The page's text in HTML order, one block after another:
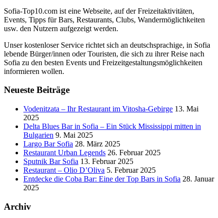
Sofia-Top10.com ist eine Webseite, auf der Freizeitaktivitäten,
Events, Tipps für Bars, Restaurants, Clubs, Wandermöglichkeiten
usw. den Nutzern aufgezeigt werden.
Unser kostenloser Service richtet sich an deutschsprachige, in Sofia
lebende Bürger/innen oder Touristen, die sich zu ihrer Reise nach
Sofia zu den besten Events und Freizeitgestaltungsmöglichkeiten
informieren wollen.
Neueste Beiträge
Vodenitzata – Ihr Restaurant im Vitosha-Gebirge 13. Mai
2025
Delta Blues Bar in Sofia – Ein Stück Mississippi mitten in
Bulgarien 9. Mai 2025
Largo Bar Sofia 28. März 2025
Restaurant Urban Legends 26. Februar 2025
Sputnik Bar Sofia 13. Februar 2025
Restaurant – Olio D’Oliva 5. Februar 2025
Entdecke die Coba Bar: Eine der Top Bars in Sofia 28. Januar
2025
Archiv